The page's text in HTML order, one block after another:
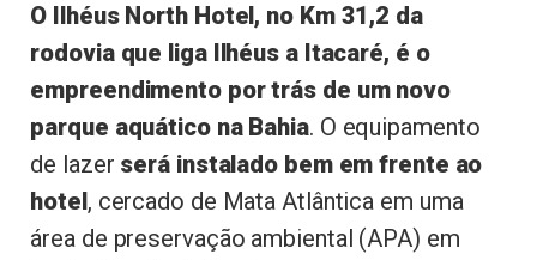
O Ilhéus North Hotel, no Km 31,2 da
rodovia que liga Ilhéus a Itacaré, é o
empreendimento por trás de um novo
parque aquático na Bahia. O equipamento
de lazer será instalado bem em frente ao
hotel, cercado de Mata Atlântica em uma
área de preservação ambiental (APA) em